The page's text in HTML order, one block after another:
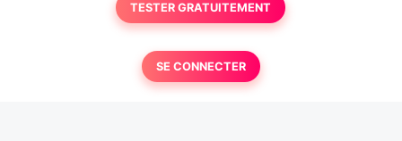
TESTER GRATUITEMENT
SE CONNECTER